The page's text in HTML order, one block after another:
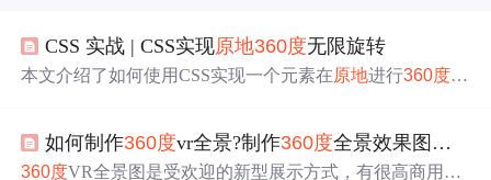
CSS 实战 | CSS实现原地360度无限旋转
本文介绍了如何使用CSS实现一个元素在原地进行360度的
如何制作360度vr全景?制作360度全景效果图有哪些技巧?
360度VR全景图是受欢迎的新型展示方式，有很高商用价